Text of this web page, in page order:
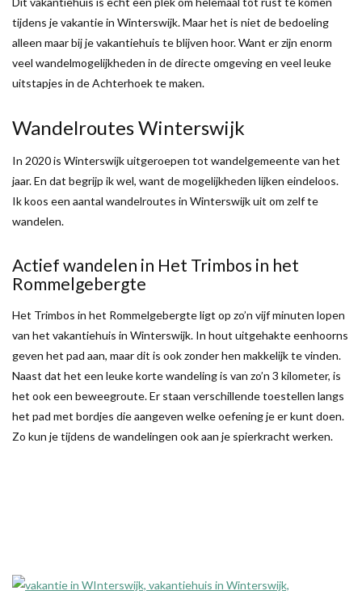
tijdens je vakantie in Winterswijk. Maar het is niet de bedoeling
alleen maar bij je vakantiehuis te blijven hoor. Want er zijn enorm
veel wandelmogelijkheden in de directe omgeving en veel leuke
uitstapjes in de Achterhoek te maken.
Wandelroutes Winterswijk
In 2020 is Winterswijk uitgeroepen tot wandelgemeente van het
jaar. En dat begrijp ik wel, want de mogelijkheden lijken eindeloos.
Ik koos een aantal wandelroutes in Winterswijk uit om zelf te
wandelen.
Actief wandelen in Het Trimbos in het
Rommelgebergte
Het Trimbos in het Rommelgebergte ligt op zo’n vijf minuten lopen
van het vakantiehuis in Winterswijk. In hout uitgehakte eenhoorns
geven het pad aan, maar dit is ook zonder hen makkelijk te vinden.
Naast dat het een leuke korte wandeling is van zo’n 3 kilometer, is
het ook een beweegroute. Er staan verschillende toestellen langs
het pad met bordjes die aangeven welke oefening je er kunt doen.
Zo kun je tijdens de wandelingen ook aan je spierkracht werken.